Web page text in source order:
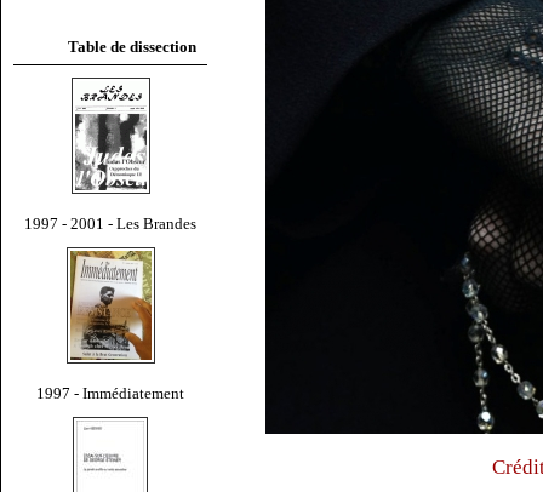
Table de dissection
1997 - 2001 - Les Brandes
1997 - Immédiatement